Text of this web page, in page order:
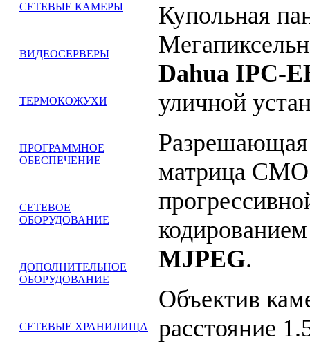
СЕТЕВЫЕ КАМЕРЫ
ВИДЕОСЕРВЕРЫ
ТЕРМОКОЖУХИ
ПРОГРАММНОЕ
ОБЕСПЕЧЕНИЕ
СЕТЕВОЕ
ОБОРУДОВАНИЕ
ДОПОЛНИТЕЛЬНОЕ
ОБОРУДОВАНИЕ
СЕТЕВЫЕ ХРАНИЛИЩА
Купольная
Dahua IPC-
уличной
матрица
MJPEG.
Объектив
расстояние